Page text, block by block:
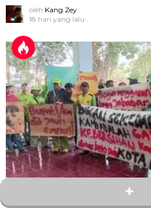
oleh Kang Zey
18 hari yang lalu